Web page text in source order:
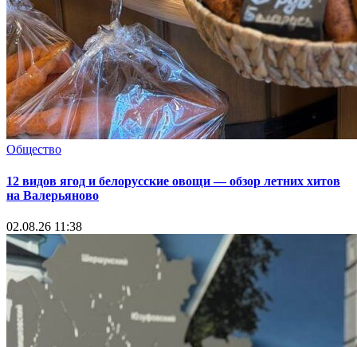
Общество
12 видов ягод и белорусские овощи — обзор летних хитов
на Валерьяново
02.08.26 11:38